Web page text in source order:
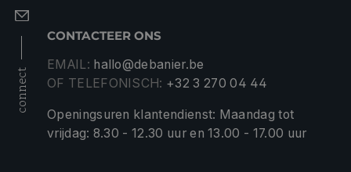
connect
CONTACTEER ONS
EMAIL: hallo@debanier.be
OF TELEFONISCH: +32 3 270 04 44
Openingsuren klantendienst: Maandag tot
vrijdag: 8.30 - 12.30 uur en 13.00 - 17.00 uur